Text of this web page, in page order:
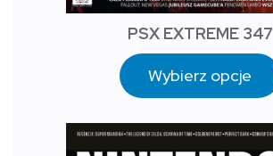
PSX EXTREME 347
Wybierz opcje